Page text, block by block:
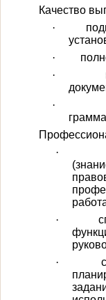
Качество
·
·
·
·
·
·
·